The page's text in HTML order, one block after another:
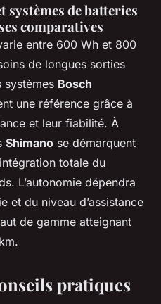
systèmes de batteries
comparatives
entre 600 Wh et 800
de longues sorties
systèmes Bosch
une référence grâce à
et leur fiabilité. À
Shimano se démarquent
totale du
L’autonomie dépendra
et du niveau d’assistance
de gamme atteignant
pratiques